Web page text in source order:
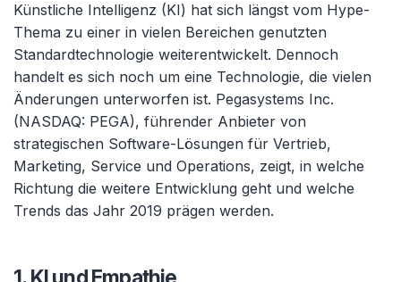
Künstliche Intelligenz (KI) hat sich längst vom Hype-
Thema zu einer in vielen Bereichen genutzten
Standardtechnologie weiterentwickelt. Dennoch
handelt es sich noch um eine Technologie, die vielen
Änderungen unterworfen ist. Pegasystems Inc.
(NASDAQ: PEGA), führender Anbieter von
strategischen Software-Lösungen für Vertrieb,
Marketing, Service und Operations, zeigt, in welche
Richtung die weitere Entwicklung geht und welche
Trends das Jahr 2019 prägen werden.
1. KI und Empathie